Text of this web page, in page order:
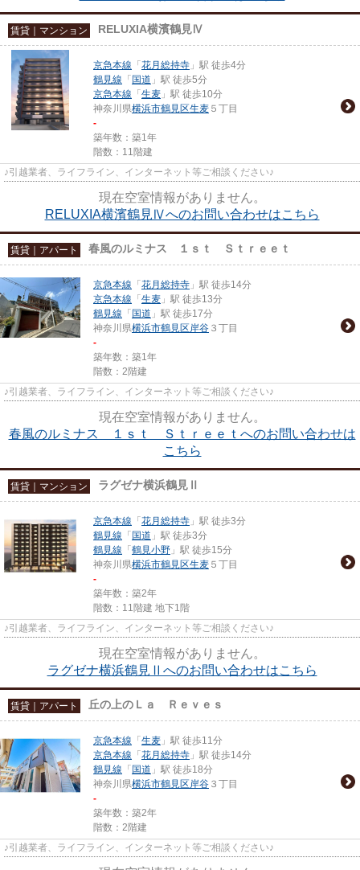
賃貸｜マンション RELUXIA横濱鶴見Ⅳ
京急本線 「 花月総持寺 」駅 徒歩4分
鶴見線 「 国道 」駅 徒歩5分
京急本線 「 生麦 」駅 徒歩10分
神奈川県横浜市鶴見区生麦 ５丁目
-
築年数：築1年
階数：11階建
♪引越業者、ライフライン、インターネット等ご相談ください♪
現在空室情報がありません。
RELUXIA横濱鶴見Ⅳへのお問い合わせはこちら
賃貸｜アパート 春風のルミナス １ｓｔ Ｓｔｒｅｅｔ
京急本線 「 花月総持寺 」駅 徒歩14分
京急本線 「 生麦 」駅 徒歩13分
鶴見線 「 国道 」駅 徒歩17分
神奈川県横浜市鶴見区岸谷 ３丁目
-
築年数：築1年
階数：2階建
♪引越業者、ライフライン、インターネット等ご相談ください♪
現在空室情報がありません。
春風のルミナス １ｓｔ Ｓｔｒｅｅｔへのお問い合わせは
こちら
賃貸｜マンション ラグゼナ横浜鶴見Ⅱ
京急本線 「 花月総持寺 」駅 徒歩3分
鶴見線 「 国道 」駅 徒歩3分
鶴見線 「 鶴見小野 」駅 徒歩15分
神奈川県横浜市鶴見区生麦 ５丁目
-
築年数：築2年
階数：11階建 地下1階
♪引越業者、ライフライン、インターネット等ご相談ください♪
現在空室情報がありません。
ラグゼナ横浜鶴見Ⅱへのお問い合わせはこちら
賃貸｜アパート 丘の上のＬａ Ｒｅｖｅｓ
京急本線 「 生麦 」駅 徒歩11分
京急本線 「 花月総持寺 」駅 徒歩14分
鶴見線 「 国道 」駅 徒歩18分
神奈川県横浜市鶴見区岸谷 ３丁目
-
築年数：築2年
階数：2階建
♪引越業者、ライフライン、インターネット等ご相談ください♪